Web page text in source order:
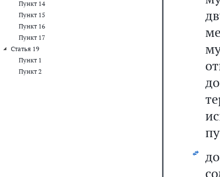
Пункт 14
Пункт 15
Пункт 16
Пункт 17
Статья 19
Пункт 1
Пункт 2